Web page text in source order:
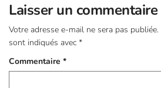
Laisser un commentaire
Votre adresse e-mail ne sera pas publiée.
sont indiqués avec *
Commentaire *